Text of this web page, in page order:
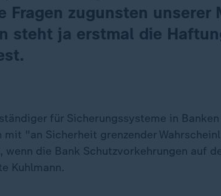
Fragen zugunsten unserer
steht ja erstmal die
für Sicherungssysteme in
mit "an Sicherheit grenzender
die Bank Schutzvorkehrungen auf
Kuhlmann.